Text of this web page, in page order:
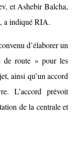
et Ashebir Balcha,
a indiqué RIA.
d’élaborer un
de route » pour les
ainsi qu’un accord
L’accord prévoit
de la centrale et